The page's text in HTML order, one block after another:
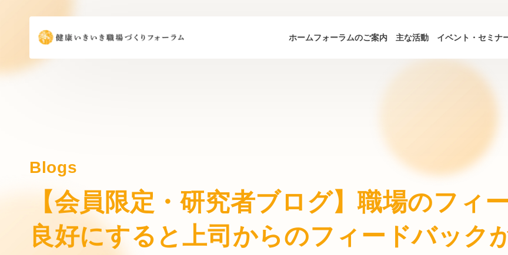
ホームフォーラムのご案内 主な活動 イベント・セミナ
Blogs
【会員限定・研究者ブログ】職場のフィ
良好にすると上司からのフィードバック